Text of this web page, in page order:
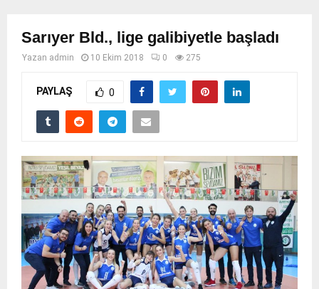
Sarıyer Bld., lige galibiyetle başladı
Yazan admin 10 Ekim 2018 0 275
PAYLAŞ 0